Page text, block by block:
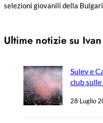
selezioni giovanili della
Ultime notizie su
Sulev e
club
28 Luglio